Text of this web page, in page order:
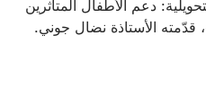
دعم الأطفال المتأثرين
قدّمته الأستاذة نضال جوني.